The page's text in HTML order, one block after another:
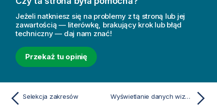
Jeżeli natkniesz się na problemy z tą stroną lub jej
zawartością — literówkę, brakujący krok lub błąd
techniczny — daj nam znać!
Przekaż tu opinię
Selekcja zakresów Wyświetlanie danych wizualizacji